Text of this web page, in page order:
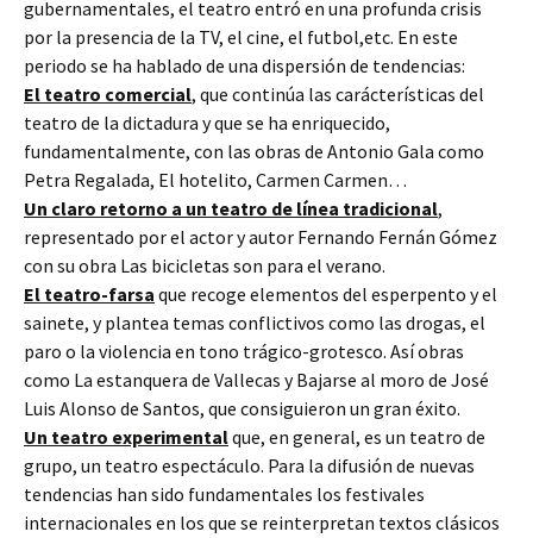
gubernamentales, el teatro entró en una profunda crisis
por la presencia de la TV, el cine, el futbol,etc. En este
periodo se ha hablado de una dispersión de tendencias:
El teatro comercial, que continúa las carácterísticas del
teatro de la dictadura y que se ha enriquecido,
fundamentalmente, con las obras de Antonio Gala como
Petra Regalada, El hotelito, Carmen Carmen…
Un claro retorno a un teatro de línea tradicional,
representado por el actor y autor Fernando Fernán Gómez
con su obra Las bicicletas son para el verano.
El teatro-farsa que recoge elementos del esperpento y el
sainete, y plantea temas conflictivos como las drogas, el
paro o la violencia en tono trágico-grotesco. Así obras
como La estanquera de Vallecas y Bajarse al moro de José
Luis Alonso de Santos, que consiguieron un gran éxito.
Un teatro experimentalque, en general, es un teatro de
grupo, un teatro espectáculo. Para la difusión de nuevas
tendencias han sido fundamentales los festivales
internacionales en los que se reinterpretan textos clásicos